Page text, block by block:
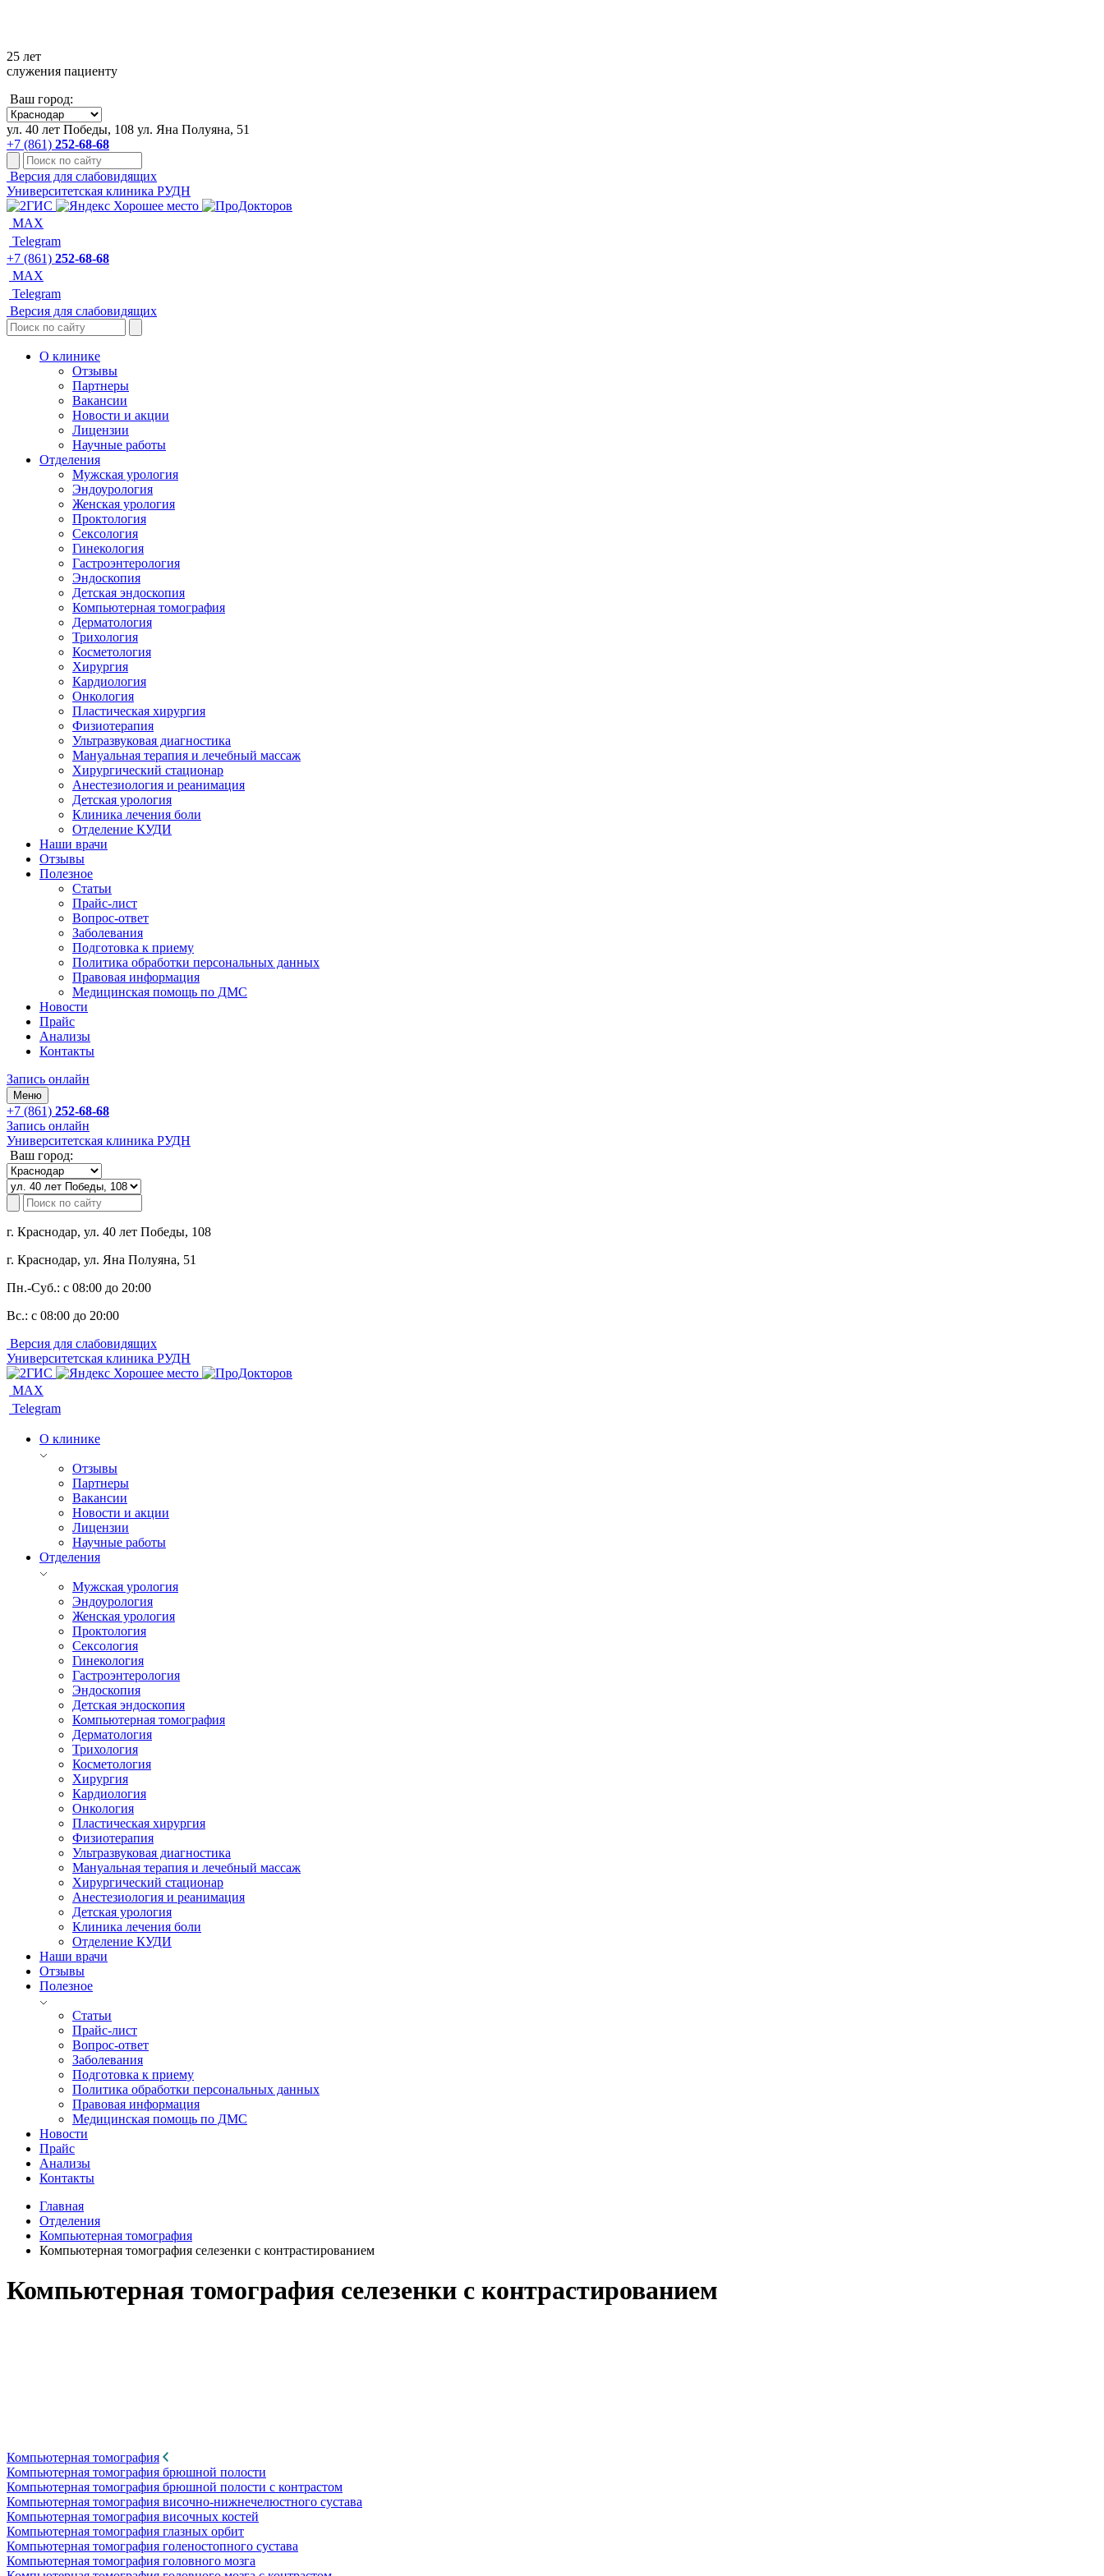
25 лет
служения пациенту
Ваш город:
ул. 40 лет Победы, 108 ул. Яна Полуяна, 51
+7 (861) 252-68-68
Версия для слабовидящих
Университетская клиника РУДН
MAX
Telegram
+7 (861) 252-68-68
MAX
Telegram
Версия для слабовидящих
О клинике
Отзывы
Партнеры
Вакансии
Новости и акции
Лицензии
Научные работы
Отделения
Мужская урология
Эндоурология
Женская урология
Проктология
Сексология
Гинекология
Гастроэнтерология
Эндоскопия
Детская эндоскопия
Компьютерная томография
Дерматология
Трихология
Косметология
Хирургия
Кардиология
Онкология
Пластическая хирургия
Физиотерапия
Ультразвуковая диагностика
Мануальная терапия и лечебный массаж
Хирургический стационар
Анестезиология и реанимация
Детская урология
Клиника лечения боли
Отделение КУДИ
Наши врачи
Отзывы
Полезное
Статьи
Прайс-лист
Вопрос-ответ
Заболевания
Подготовка к приему
Политика обработки персональных данных
Правовая информация
Медицинская помощь по ДМС
Новости
Прайс
Анализы
Контакты
Запись онлайн
Меню
+7 (861) 252-68-68
Запись онлайн
Университетская клиника РУДН
Ваш город:
г. Краснодар, ул. 40 лет Победы, 108
г. Краснодар, ул. Яна Полуяна, 51
Пн.-Суб.: с 08:00 до 20:00
Вс.: с 08:00 до 20:00
Версия для слабовидящих
Университетская клиника РУДН
MAX
Telegram
О клинике
Отзывы
Партнеры
Вакансии
Новости и акции
Лицензии
Научные работы
Отделения
Мужская урология
Эндоурология
Женская урология
Проктология
Сексология
Гинекология
Гастроэнтерология
Эндоскопия
Детская эндоскопия
Компьютерная томография
Дерматология
Трихология
Косметология
Хирургия
Кардиология
Онкология
Пластическая хирургия
Физиотерапия
Ультразвуковая диагностика
Мануальная терапия и лечебный массаж
Хирургический стационар
Анестезиология и реанимация
Детская урология
Клиника лечения боли
Отделение КУДИ
Наши врачи
Отзывы
Полезное
Статьи
Прайс-лист
Вопрос-ответ
Заболевания
Подготовка к приему
Политика обработки персональных данных
Правовая информация
Медицинская помощь по ДМС
Новости
Прайс
Анализы
Контакты
Главная
Отделения
Компьютерная томография
Компьютерная томография селезенки с контрастированием
Компьютерная томография селезенки с контрастированием
Компьютерная томография
Компьютерная томография брюшной полости
Компьютерная томография брюшной полости с контрастом
Компьютерная томография височно-нижнечелюстного сустава
Компьютерная томография височных костей
Компьютерная томография глазных орбит
Компьютерная томография голеностопного сустава
Компьютерная томография головного мозга